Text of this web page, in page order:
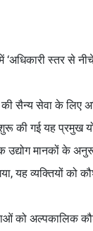
स्तर से
सैन्य सेवा के लिए
की गई यह प्रमुख
उद्योग मानकों के
यह व्यक्तियों को
को अल्पकालिक